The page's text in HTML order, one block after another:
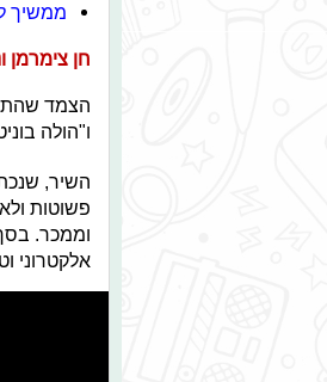
ממשיך
חן צימרמן
הצמד
ו"הולה
השיר,
פשוטות
וממכר.
אלקטרוני